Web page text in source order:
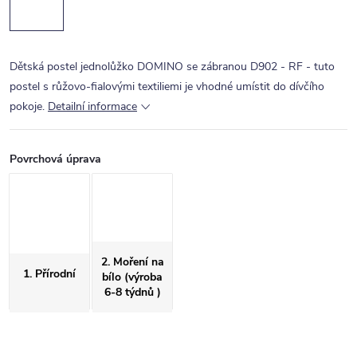
Dětská postel jednolůžko DOMINO se zábranou D902 - RF - tuto
postel s růžovo-fialovými textiliemi je vhodné umístit do dívčího
pokoje. Detailní informace
Povrchová úprava
1. Přírodní
2. Moření na
bílo (výroba
6-8 týdnů )